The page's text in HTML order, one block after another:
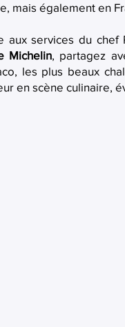
mais également en
aux services du
Michelin, partagez
les plus beaux
en scène culinaire,